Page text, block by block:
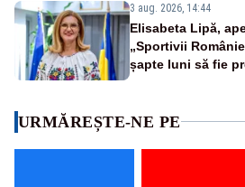
3 aug. 2026, 14:44
Elisabeta Lipă,
„Sportivii
șapte luni să fie
URMĂREȘTE-NE PE